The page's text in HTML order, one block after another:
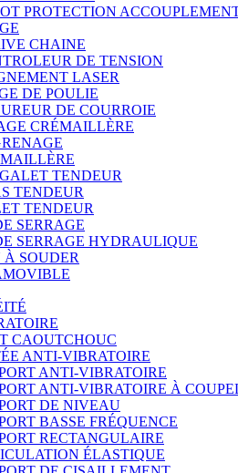
PROTECTION
CHAINE
DE TENSION
LASER
DE POULIE
DE COURROIE
CRÉMAILLÈRE
TENDEUR
TENDEUR
TENDEUR
SERRAGE
SERRAGE HYDRAULIQUE
À SOUDER
CAOUTCHOUC
ANTI-VIBRATOIRE
ANTI-VIBRATOIRE
ANTI-VIBRATOIRE À
DE NIVEAU
BASSE FRÉQUENCE
RECTANGULAIRE
ÉLASTIQUE